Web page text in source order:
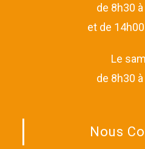
de 8h30
et de
Le
de 8h30
Nous